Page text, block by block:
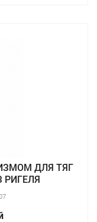
ДЛЯ ТЯГ
РИГЕЛЯ